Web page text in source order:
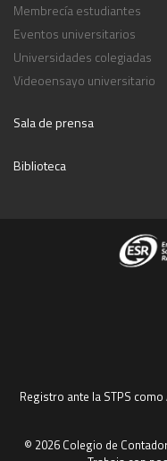
Membrecía estudiantes
Eventos universitarios
Universidades colegiadas
Videoensayo universitario
Sala de prensa
Biblioteca
Registro ante la STPS
© 2026 Colegio de